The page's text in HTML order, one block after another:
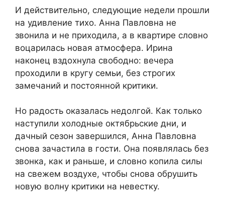
И действительно, следующие недели прошли
на удивление тихо. Анна Павловна не
звонила и не приходила, а в квартире словно
воцарилась новая атмосфера. Ирина
наконец вздохнула свободно: вечера
проходили в кругу семьи, без строгих
замечаний и постоянной критики.
Но радость оказалась недолгой. Как только
наступили холодные октябрьские дни, и
дачный сезон завершился, Анна Павловна
снова зачастила в гости. Она появлялась без
звонка, как и раньше, и словно копила силы
на свежем воздухе, чтобы снова обрушить
новую волну критики на невестку.